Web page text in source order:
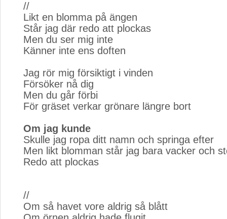
//
Likt en blomma på ängen
Står jag där redo att plockas
Men du ser mig inte
Känner inte ens doften
Jag rör mig försiktigt i vinden
Försöker nå dig
Men du går förbi
För gräset verkar grönare längre bort
Om jag kunde
Skulle jag ropa ditt namn och springa efter
Men likt blomman står jag bara vacker och
Redo att plockas
//
Om så havet vore aldrig så blått